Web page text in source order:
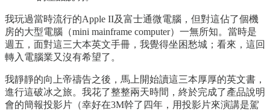
我玩過當時流行的Apple II及富士通微電腦，但對這佔了個機
房的大型電腦（mini mainframe computer）一無所知。當時是
週五，面對這三大本英文手冊，我覺得坐困愁城；看來，這回
轉入電腦業又沒有希望了。
我靜靜的向上帝禱告之後，馬上開始讀這三本厚厚的英文書，
進行這破冰之旅。我花了整整兩天時間，終於完成了產品說明
會的簡報投影片（幸好在3M幹了四年，用投影片來演講是駕